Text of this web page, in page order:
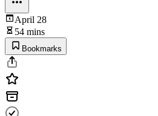
April 28
54 mins
Bookmarks